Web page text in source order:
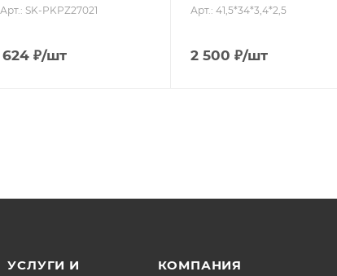
Арт.: SK-PKPZ27021
624₽/шт
Арт.: 41,5*34*3,4*2,5
2 500 ₽/шт
УСЛУГИ И
КОМПАНИЯ